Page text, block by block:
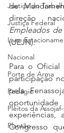
Justiça do
Justiça Federal
Livre
Nacional
Porte de Arma
Pedágio
Pleitos da
Plantão
de
direção
Empleados
(UEJN).
Para o Oficial
participação
pela
experiências,
Congresso